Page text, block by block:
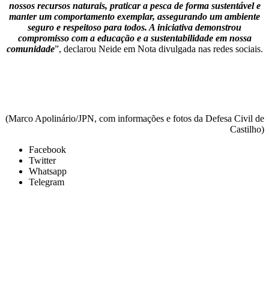
nossos recursos naturais, praticar a pesca de forma sustentável e
manter um comportamento exemplar, assegurando um ambiente
seguro e respeitoso para todos. A iniciativa demonstrou
compromisso com a educação e a sustentabilidade em nossa
comunidade”, declarou Neide em Nota divulgada nas redes sociais.
(Marco Apolinário/JPN, com informações e fotos da Defesa Civil de
Castilho)
Facebook
Twitter
Whatsapp
Telegram